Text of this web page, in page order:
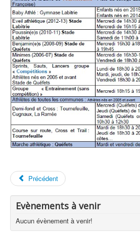
Précédent
Evènements à venir
Aucun évènement à venir!